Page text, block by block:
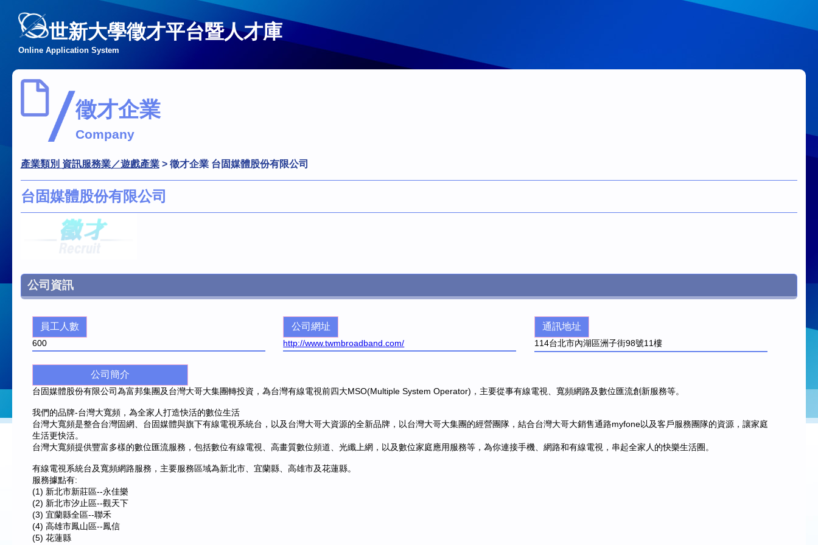
世新大學徵才平台暨人才庫
Online Application System
徵才企業
Company
產業類別 資訊服務業／遊戲產業> 徵才企業 台固媒體股份有限公司
台固媒體股份有限公司
公司資訊
員工人數
600
公司網址
http://www.twmbroadband.com/
通訊地址
114台北市內湖區洲子街98號11樓
公司簡介
台固媒體股份有限公司為富邦集團及台灣大哥大集團轉投資，為台灣有線電視前四大MSO(Multiple System Operator)，主要從事有線電視、寬頻網路及數位匯流創新服務等。
我們的品牌-台灣大寬頻，為全家人打造快活的數位生活
台灣大寬頻是整合台灣固網、台固媒體與旗下有線電視系統台，以及台灣大哥大資源的全新品牌，以台灣大哥大集團的經營團隊，結合台灣大哥大銷售通路myfone以及客戶服務團隊的資源，讓家庭
生活更快活。
台灣大寬頻提供豐富多樣的數位匯流服務，包括數位有線電視、高畫質數位頻道、光纖上網，以及數位家庭應用服務等，為你連接手機、網路和有線電視，串起全家人的快樂生活圈。
有線電視系統台及寬頻網路服務，主要服務區域為新北市、宜蘭縣、高雄市及花蓮縣。
服務據點有:
(1) 新北市新莊區--永佳樂
(2) 新北市汐止區--觀天下
(3) 宜蘭縣全區--聯禾
(4) 高雄市鳳山區--鳳信
(5) 花蓮縣